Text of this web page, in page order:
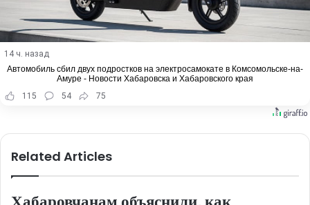
14 ч. назад
Автомобиль сбил двух подростков на электросамокате в Комсомольске-на-
Амуре - Новости Хабаровска и Хабаровского края
115
54 75
Related Articles